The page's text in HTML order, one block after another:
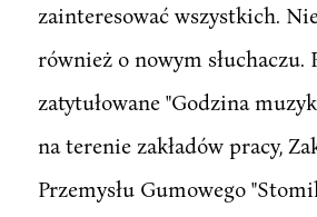
zainteresować wszystkich.
również o nowym słuchaczu.
zatytułowane "Godzina
na terenie zakładów pracy,
Przemysłu Gumowego